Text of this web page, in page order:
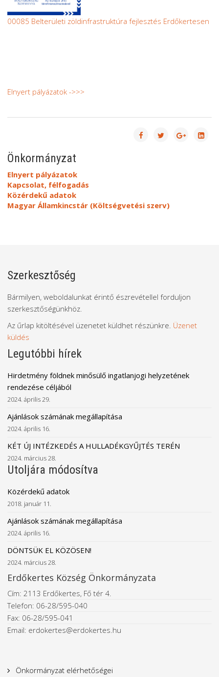
00085 Belterületi zöldinfrastruktúra fejlesztés Erdőkertesen
Elnyert pályázatok ->>>
Önkormányzat
Elnyert pályázatok
Kapcsolat, félfogadás
Közérdekű adatok
Magyar Államkincstár (Költségvetési szerv)
Szerkesztőség
Bármilyen, weboldalunkat érintő észrevétellel forduljon
szerkesztőségünkhöz.
Az űrlap kitöltésével üzenetet küldhet részünkre. Üzenet
küldés
Legutóbbi hírek
Hirdetmény földnek minősülő ingatlanjogi helyzetének
rendezése céljából
2024. április 29.
Ajánlások számának megállapítása
2024. április 16.
KÉT ÚJ INTÉZKEDÉS A HULLADÉKGYŰJTÉS TERÉN
2024. március 28.
Utoljára módosítva
Közérdekű adatok
2018. január 11.
Ajánlások számának megállapítása
2024. április 16.
DÖNTSÜK EL KÖZÖSEN!
2024. március 28.
Erdőkertes Község Önkormányzata
Cím: 2113 Erdőkertes, Fő tér 4.
Telefon: 06-28/595-040
Fax: 06-28/595-041
Email: erdokertes@erdokertes.hu
Önkormányzat elérhetőségei